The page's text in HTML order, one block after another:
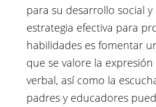
para su desarrollo social
estrategia efectiva para
habilidades es fomentar
que se valore la
verbal, así como la
padres y educadores